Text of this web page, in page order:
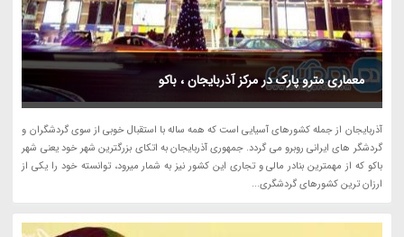
معماری مترو پارک در مرکز آذربایجان ، باکو
آذربایجان از جمله کشورهای آسیایی است که همه ساله با استقبال خوبی از سوی گردشگران و
گردشگر های ایرانی روبرو می گردد. جمهوری آذربایجان به اتکای بزرگترین شهر خود یعنی شهر
باکو که از مهمترین بنادر مالی و تجاری این کشور نیز به شمار میرود، توانسته خود را یکی از
ارزان ترین کشورهای گردشگری...